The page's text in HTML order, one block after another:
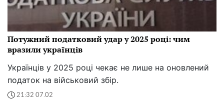
Потужний податковий удар у 2025 році: чим
вразили українців
Українців у 2025 році чекає не лише на оновлений
податок на військовий збір.
21:32 07.02